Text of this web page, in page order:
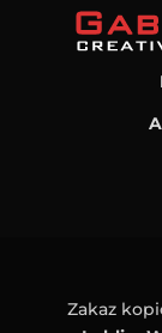
Zakaz